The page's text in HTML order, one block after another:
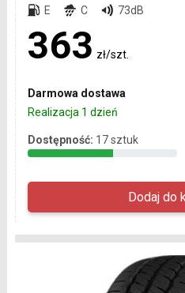
E C 73dB
363 zł/szt.
Darmowa dostawa
Realizacja 1 dzień
Dostępność: 17 sztuk